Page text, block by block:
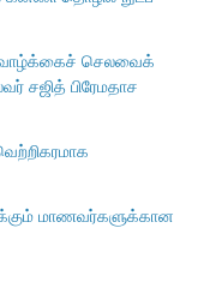
வாழ்க்கைச் செலவைக்
சஜித் பிரேமதாச
மாணவர்களுக்கான